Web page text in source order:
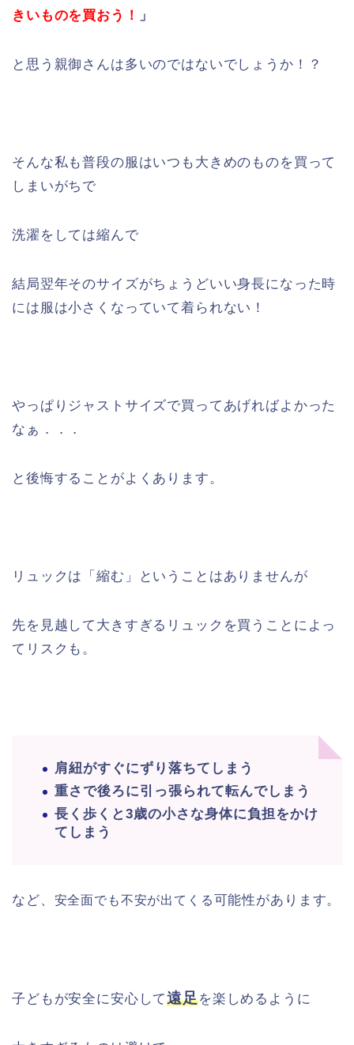
きいものを買おう！
」
と思う親御さんは多いのではないでしょうか！？
そんな私も普段の服はいつも大きめのものを買って
しまいがちで
洗濯をしては縮んで
結局翌年そのサイズがちょうどいい身長になった時
には服は小さくなっていて着られない！
やっぱりジャストサイズで買ってあげればよかった
なぁ．．．
と後悔することがよくあります。
リュックは「縮む」ということはありませんが
先を見越して大きすぎるリュックを買うことによっ
てリスクも。
肩紐がすぐにずり落ちてしまう
重さで後ろに引っ張られて転んでしまう
長く歩くと3歳の小さな身体に負担をかけ
てしまう
など、 安全面でも不安が出てくる可能性があります。
子どもが安全に安心して遠足を楽しめるように